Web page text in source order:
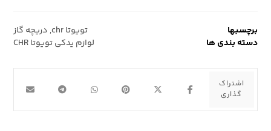
برچسبها تویوتا chr , دریچه گاز
دسته بندی ها
لوازم یدکی تویوتا CHR